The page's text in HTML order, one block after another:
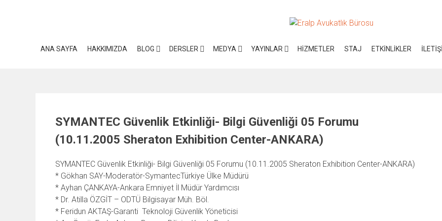
ANA SAYFA HAKKIMIZDA BLOG DERSLER MEDYA YAYINLAR HIZMETLER STAJ ETKİNLİKLER
SYMANTEC Güvenlik Etkinliği- Bilgi Güvenliği 05 Forumu
(10.11.2005 Sheraton Exhibition Center-ANKARA)
SYMANTEC Güvenlik Etkinliği- Bilgi Güvenliği 05 Forumu (10.11.2005 Sheraton Exhibition Center-ANKARA)
* Gökhan SAY-Moderatör-SymantecTürkiye Ülke Müdürü
* Ayhan ÇANKAYA-Ankara Emniyet İl Müdür Yardımcısı
* Dr. Atilla ÖZGİT – ODTÜ Bilgisayar Müh. Böl.
* Feridun AKTAŞ-Garanti Teknoloji Güvenlik Yöneticisi